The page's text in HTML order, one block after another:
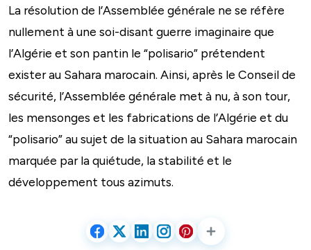
La résolution de l’Assemblée générale ne se réfère
nullement à une soi-disant guerre imaginaire que
l’Algérie et son pantin le “polisario” prétendent
exister au Sahara marocain. Ainsi, après le Conseil de
sécurité, l’Assemblée générale met à nu, à son tour,
les mensonges et les fabrications de l’Algérie et du
“polisario” au sujet de la situation au Sahara marocain
marquée par la quiétude, la stabilité et le
développement tous azimuts.